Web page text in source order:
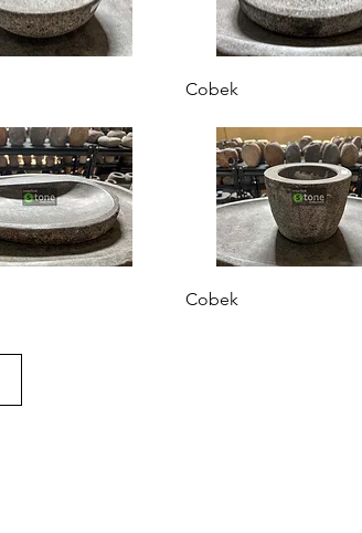
Cobek
Cobek